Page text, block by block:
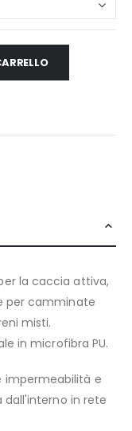
la caccia attiva,
per camminate
misti.
in microfibra PU.
impermeabilità e
in rete